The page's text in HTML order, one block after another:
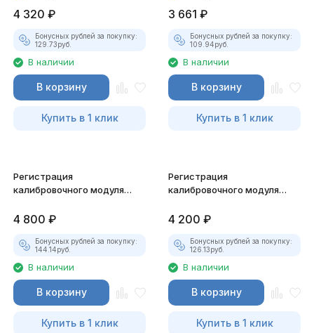
4 320 ₽
Бонусных рублей за покупку:
129.73руб.
В наличии
В корзину
Купить в 1 клик
3 661 ₽
Бонусных рублей за покупку:
109.94руб.
В наличии
В корзину
Купить в 1 клик
Регистрация
калибровочного модуля
4 800 ₽
Бонусных рублей за покупку:
144.14руб.
В наличии
В корзину
Купить в 1 клик
Регистрация
калибровочного модуля
4 200 ₽
Бонусных рублей за покупку:
126.13руб.
В наличии
В корзину
Купить в 1 клик